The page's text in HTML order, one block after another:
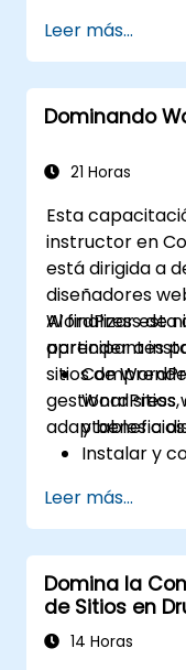
Leer más...
Dominando
21 Horas
Esta
instructor en
está dirigida a
diseñadores
WordPress de
aprender a
sitios de
gestionar sitios
adaptables a
Al finalizar
participantes
y
Instalar y
Utilizar
plantillas
el
Crear y
Desarrollar
Leer más...
Domina la
de Sitios en
14 Horas